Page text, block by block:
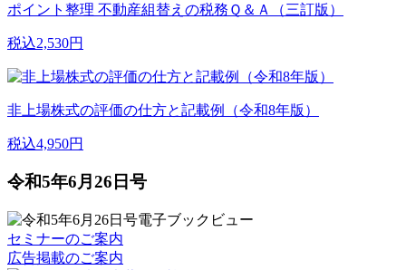
ポイント整理 不動産組替えの税務Ｑ＆Ａ（三訂版）
税込2,530円
非上場株式の評価の仕方と記載例（令和8年版）
税込4,950円
令和5年6月26日号
セミナーのご案内
広告掲載のご案内